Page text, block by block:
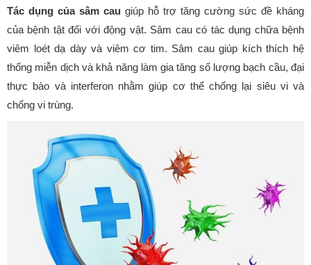
Tác dụng của sâm cau giúp hỗ trợ tăng cường sức đề kháng
của bệnh tật đối với động vật. Sâm cau có tác dụng chữa bệnh
viêm loét dạ dày và viêm cơ tim. Sâm cau giúp kích thích hệ
thống miễn dịch và khả năng làm gia tăng số lượng bạch cầu, đại
thực bào và interferon nhằm giúp cơ thể chống lại siêu vi và
chống vi trùng.